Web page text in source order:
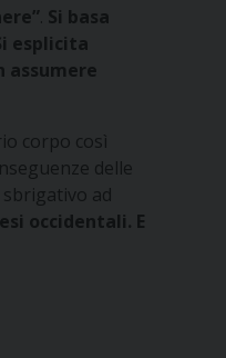
. Si basa
esplicita
assumere
corpo così
delle
ad
occidentali. E